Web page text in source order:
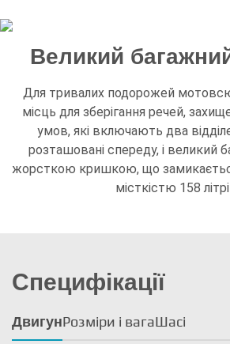
Великий
Для тривалих подорожей
місць для зберігання речей,
умов, які включають два
розташовані спереду, і великий
жорсткою кришкою, що
місткістю 158
Специфікації
ДвигунРозміри і вагаШасі